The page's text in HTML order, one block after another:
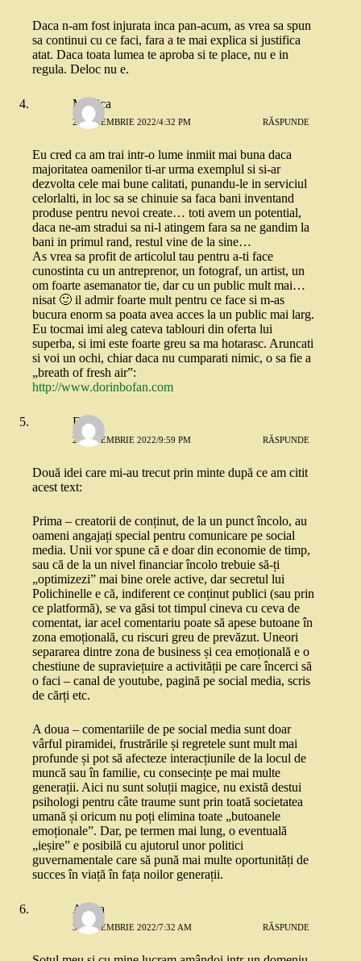
Daca n-am fost injurata inca pan-acum, as vrea sa spun
sa continui cu ce faci, fara a te mai explica si justifica
atat. Daca toata lumea te aproba si te place, nu e in
regula. Deloc nu e.
Monica
29 NOIEMBRIE 2022/4:32 PM RĂSPUNDE
Eu cred ca am trai intr-o lume inmiit mai buna daca
majoritatea oamenilor ti-ar urma exemplul si si-ar
dezvolta cele mai bune calitati, punandu-le in serviciul
celorlalti, in loc sa se chinuie sa faca bani inventand
produse pentru nevoi create… toti avem un potential,
daca ne-am stradui sa ni-l atingem fara sa ne gandim la
bani in primul rand, restul vine de la sine…
As vrea sa profit de articolul tau pentru a-ti face
cunostinta cu un antreprenor, un fotograf, un artist, un
om foarte asemanator tie, dar cu un public mult mai…
nisat 🙂 il admir foarte mult pentru ce face si m-as
bucura enorm sa poata avea acces la un public mai larg.
Eu tocmai imi aleg cateva tablouri din oferta lui
superba, si imi este foarte greu sa ma hotarasc. Aruncati
si voi un ochi, chiar daca nu cumparati nimic, o sa fie a
„breath of fresh air”:
http://www.dorinbofan.com
Dan
29 NOIEMBRIE 2022/9:59 PM RĂSPUNDE
Două idei care mi-au trecut prin minte după ce am citit
acest text:
Prima – creatorii de conținut, de la un punct încolo, au
oameni angajați special pentru comunicare pe social
media. Unii vor spune că e doar din economie de timp,
sau că de la un nivel financiar încolo trebuie să-ți
„optimizezi” mai bine orele active, dar secretul lui
Polichinelle e că, indiferent ce conținut publici (sau prin
ce platformă), se va găsi tot timpul cineva cu ceva de
comentat, iar acel comentariu poate să apese butoane în
zona emoțională, cu riscuri greu de prevăzut. Uneori
separarea dintre zona de business și cea emoțională e o
chestiune de supraviețuire a activității pe care încerci să
o faci – canal de youtube, pagină pe social media, scris
de cărți etc.
A doua – comentariile de pe social media sunt doar
vârful piramidei, frustrările și regretele sunt mult mai
profunde și pot să afecteze interacțiunile de la locul de
muncă sau în familie, cu consecințe pe mai multe
generații. Aici nu sunt soluții magice, nu există destui
psihologi pentru câte traume sunt prin toată societatea
umană și oricum nu poți elimina toate „butoanele
emoționale”. Dar, pe termen mai lung, o eventuală
„ieșire” e posibilă cu ajutorul unor politici
guvernamentale care să pună mai multe oportunități de
succes în viață în fața noilor generații.
Andra
30 NOIEMBRIE 2022/7:32 AM RĂSPUNDE